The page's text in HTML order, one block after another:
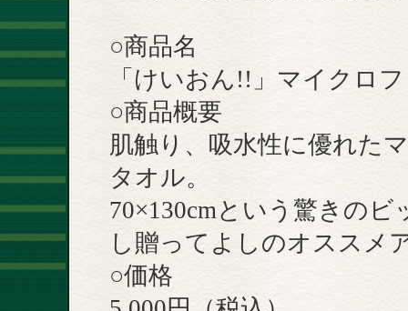
○商品名
「けいおん!!」マイクロ
○商品概要
肌触り、吸水性に優れた
タオル。
70×130cmという驚きの
し贈ってよしのオススメ
○価格